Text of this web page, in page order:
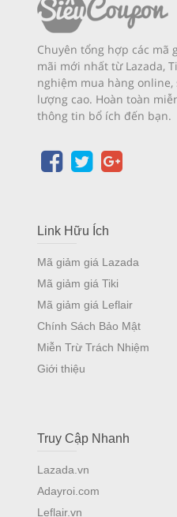
Chuyên tổng hợp các mã
mãi mới nhất từ Lazada,
nghiệm mua hàng
lượng cao. Hoàn toàn
thông tin bổ ích đến bạn.
Link Hữu Ích
Mã giảm giá Lazada
Mã giảm giá Tiki
Mã giảm giá Leflair
Chính Sách Bảo Mật
Miễn Trừ Trách Nhiệm
Giới thiệu
Truy Cập Nhanh
Lazada.vn
Adayroi.com
Leflair.vn